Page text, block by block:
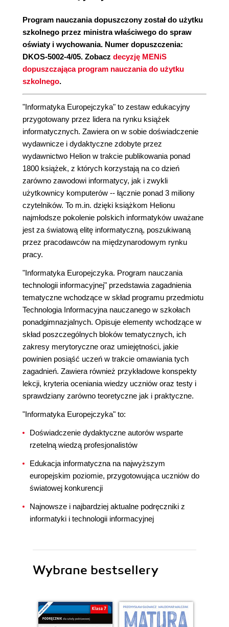
Program nauczania dopuszczony został do użytku
szkolnego przez ministra właściwego do spraw
oświaty i wychowania. Numer dopuszczenia:
DKOS-5002-4/05. Zobacz decyzję MENiS
dopuszczająca program nauczania do użytku
szkolnego.
"Informatyka Europejczyka" to zestaw edukacyjny
przygotowany przez lidera na rynku książek
informatycznych. Zawiera on w sobie doświadczenie
wydawnicze i dydaktyczne zdobyte przez
wydawnictwo Helion w trakcie publikowania ponad
1800 książek, z których korzystają na co dzień
zarówno zawodowi informatycy, jak i zwykli
użytkownicy komputerów -- łącznie ponad 3 miliony
czytelników. To m.in. dzięki książkom Helionu
najmłodsze pokolenie polskich informatyków uważane
jest za światową elitę informatyczną, poszukiwaną
przez pracodawców na międzynarodowym rynku
pracy.
"Informatyka Europejczyka. Program nauczania
technologii informacyjnej" przedstawia zagadnienia
tematyczne wchodzące w skład programu przedmiotu
Technologia Informacyjna nauczanego w szkołach
ponadgimnazjalnych. Opisuje elementy wchodzące w
skład poszczególnych bloków tematycznych, ich
zakresy merytoryczne oraz umiejętności, jakie
powinien posiąść uczeń w trakcie omawiania tych
zagadnień. Zawiera również przykładowe konspekty
lekcji, kryteria oceniania wiedzy uczniów oraz testy i
sprawdziany zarówno teoretyczne jak i praktyczne.
"Informatyka Europejczyka" to:
Doświadczenie dydaktyczne autorów wsparte
rzetelną wiedzą profesjonalistów
Edukacja informatyczna na najwyższym
europejskim poziomie, przygotowująca uczniów do
światowej konkurencji
Najnowsze i najbardziej aktualne podręczniki z
informatyki i technologii informacyjnej
Wybrane bestsellery